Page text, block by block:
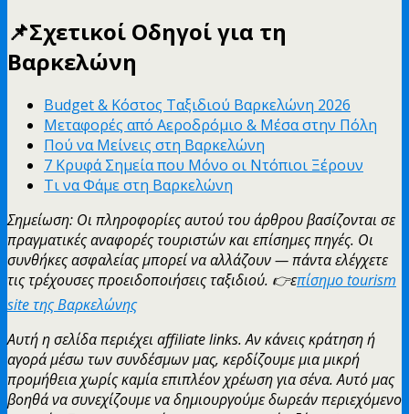
📌Σχετικοί Οδηγοί για τη
Βαρκελώνη
Budget & Κόστος Ταξιδιού Βαρκελώνη 2026
Μεταφορές από Αεροδρόμιο & Μέσα στην Πόλη
Πού να Μείνεις στη Βαρκελώνη
7 Κρυφά Σημεία που Μόνο οι Ντόπιοι Ξέρουν
Τι να Φάμε στη Βαρκελώνη
Σημείωση: Οι πληροφορίες αυτού του άρθρου βασίζονται σε
πραγματικές αναφορές τουριστών και επίσημες πηγές. Οι
συνθήκες ασφαλείας μπορεί να αλλάζουν — πάντα ελέγχετε
τις τρέχουσες προειδοποιήσεις ταξιδιού. 👉επίσημο tourism
site της Βαρκελώνης
Αυτή η σελίδα περιέχει affiliate links. Αν κάνεις κράτηση ή
αγορά μέσω των συνδέσμων μας, κερδίζουμε μια μικρή
προμήθεια χωρίς καμία επιπλέον χρέωση για σένα. Αυτό μας
βοηθά να συνεχίζουμε να δημιουργούμε δωρεάν περιεχόμενο